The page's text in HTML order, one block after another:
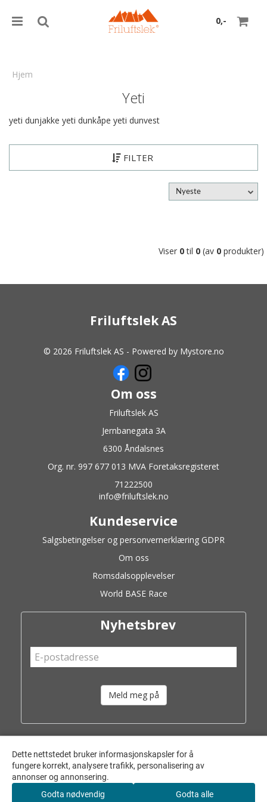
0,-
Hjem
Yeti
yeti dunjakke yeti dunkåpe yeti dunvest
FILTER
Nyeste
Viser 0til 0 (av 0 produkter)
Friluftslek AS
© 2026 Friluftslek AS - Powered by Mystore.no
Om oss
Friluftslek AS
Jernbanegata 3A
6300 Åndalsnes
Org. nr. 997 677 013 MVA Foretaksregisteret
71222500
info@friluftslek.no
Kundeservice
Salgsbetingelser og personvernerklæring GDPR
Om oss
Romsdalsopplevelser
World BASE Race
Nyhetsbrev
Meld meg på
Dette nettstedet bruker informasjonskapsler for å
fungere korrekt, analysere trafikk, personalisering av
annonser og annonsering.
Godta nødvendig
Godta alle